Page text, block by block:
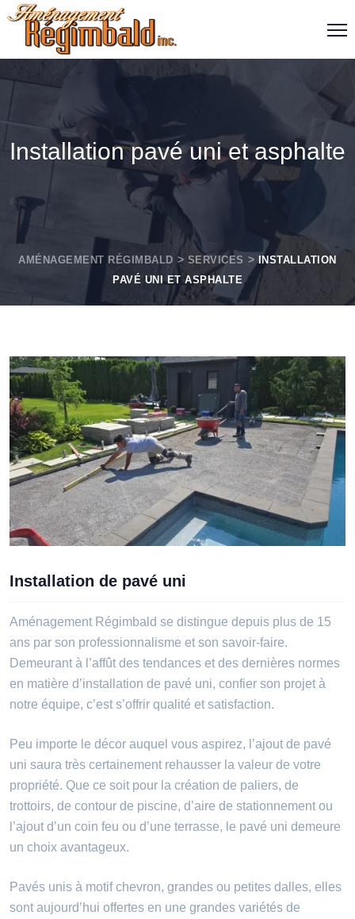
Installation pavé uni et asphalte
AMÉNAGEMENT RÉGIMBALD SERVICES
INSTALLATION
PAVÉ UNI ET ASPHALTE
Installation de pavé uni
Aménagement Régimbald se distingue depuis plus de 15
ans par son professionnalisme et son savoir-faire.
Demeurant à l’affût des tendances et des dernières normes
en matière d’installation de pavé uni, confier son projet à
notre équipe, c’est s’offrir qualité et satisfaction.
Peu importe le décor auquel vous aspirez, l’ajout de pavé
uni saura très certainement rehausser la valeur de votre
propriété. Que ce soit pour la création de paliers, de
trottoirs, de contour de piscine, d’aire de stationnement ou
l’ajout d’un coin feu ou d’une terrasse, le pavé uni demeure
un choix avantageux.
Pavés unis à motif chevron, grandes ou petites dalles, elles
sont aujourd’hui offertes en une grandes variétés de